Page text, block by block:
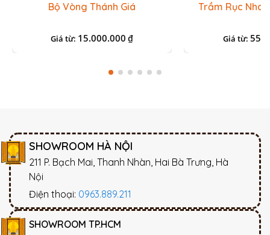
Bộ Vòng Thánh Giá
Giá từ: 15.000.000 ₫
Trầm Rục Nha
Giá từ:
SHOWROOM HÀ NỘI
211 P. Bạch Mai, Thanh Nhàn, Hai Bà Trưng, Hà
Nội
Điện thoại: 0963.889.211
SHOWROOM TP.HCM